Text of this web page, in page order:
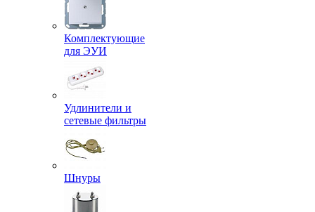
Комплектующие
для ЭУИ
Удлинители и
сетевые фильтры
Шнуры